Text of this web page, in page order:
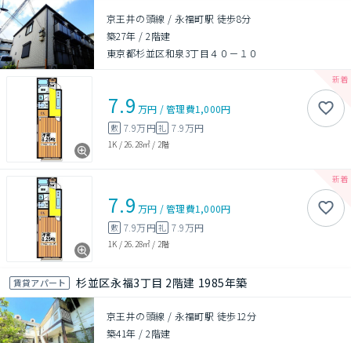
京王井の頭線 / 永福町駅 徒歩8分
築27年 /2階建
東京都杉並区和泉3丁目４０－１０
7.9 万円 /管理費1,000円
敷 7.9万円礼 7.9万円
1K / 26.28㎡ / 2階
7.9 万円 /管理費1,000円
敷 7.9万円礼 7.9万円
1K / 26.28㎡ / 2階
賃貸アパート 杉並区永福3丁目 2階建 1985年築
京王井の頭線 / 永福町駅 徒歩12分
築41年 /2階建